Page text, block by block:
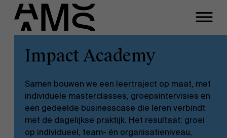
Programma's
Full-time programma's
Part-time programma's
Faculty
Impact Academy
Samen bouwen we een leertraject op maat, met
individuele masterclasses, groepsintervisies en
een gedeelde businesscase die leren verbindt
met de dagelijkse praktijk. Het resultaat: groei
op individueel, team- én organisatieniveau,
Ellen Neefs
Customer Engagement Manager
Email
ellen.neefs@ams.ac.be
Sluiten